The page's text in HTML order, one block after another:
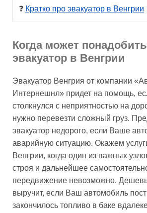
❓ Кратко про эвакуатор в Венгрии
Когда может
эвакуатор в Венгрии
Эвакуатор Венгрия от компании
Интернешнл» придет на помощь,
столкнулся с неприятностью на
нужно перевезти сложный груз.
эвакуатор недорого, если Ваше
аварийную ситуацию. Окажем
Венгрии, когда один из важных
строя и дальнейшее
передвижение невозможно.
выручит, если Ваш автомобиль
закончилось топливо в баке